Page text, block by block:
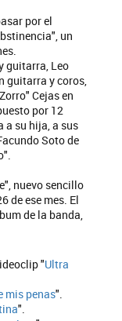
por el
un
guitarra, Leo
guitarra y coros,
Cejas en
por 12
a su hija, a sus
Soto de
nuevo sencillo
de ese mes. El
de la banda,
"Ultra
mis penas".
".